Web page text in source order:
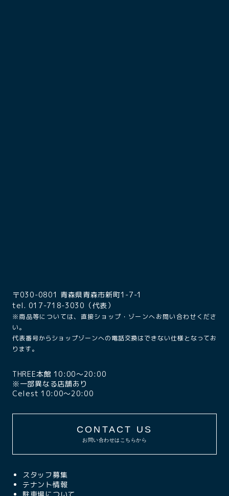
〒030-0801 青森県青森市新町1-7-1
tel. 017-718-3030（代表）
※商品等については、直接ショップ・ゾーンへお問い合わせくださ
い。
代表番号からショップゾーンへの電話交換はできない仕様となってお
ります。
THREE本館 10:00〜20:00
※一部異なる店舗あり
Celest 10:00〜20:00
CONTACT US
お問い合わせはこちらから
スタッフ募集
テナント情報